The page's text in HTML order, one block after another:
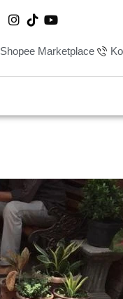
Shopee Marketplace